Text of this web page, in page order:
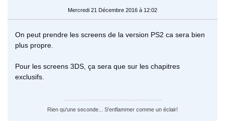
Mercredi 21 Décembre 2016 à 12:02
On peut prendre les screens de la version PS2 ca sera bien
plus propre.
Pour les screens 3DS, ça sera que sur les chapitres
exclusifs.
Rien qu'une seconde... S'enflammer comme un éclair!